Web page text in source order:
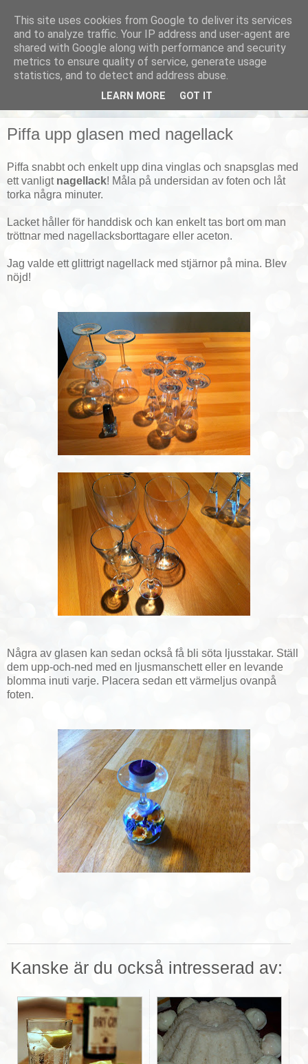
Smarta vardagstips
Husmorstips, tricks och knep, smarta lösningar!
Piffa upp glasen med nagellack
Piffa snabbt och enkelt upp dina vinglas och snapsglas med
ett vanligt nagellack! Måla på undersidan av foten och låt
torka några minuter.
Lacket håller för handdisk och kan enkelt tas bort om man
tröttnar med nagellacksborttagare eller aceton.
Jag valde ett glittrigt nagellack med stjärnor på mina. Blev
nöjd!
Några av glasen kan sedan också få bli söta ljusstakar. Ställ
dem upp-och-ned med en ljusmanschett eller en levande
blomma inuti varje. Placera sedan ett värmeljus ovanpå
foten.
Kanske är du också intresserad av:
This site uses cookies from Google to deliver its services
and to analyze traffic. Your IP address and user-agent are
shared with Google along with performance and security
metrics to ensure quality of service, generate usage
statistics, and to detect and address abuse.
LEARN MORE GOT IT